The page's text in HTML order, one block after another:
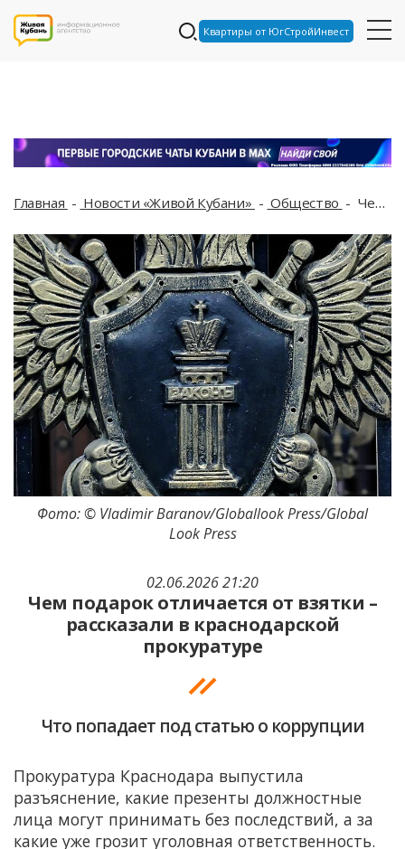
Квартиры от ЮгСтройИнвест
Главная Новости «Живой Кубани» Общество Чем подарок отличается от взятки – рассказали в краснодарской прокуратуре
02.06.2026 21:20
Чем подарок отличается от взятки –
рассказали в краснодарской
прокуратуре
Что попадает под статью о коррупции
Фото: © Vladimir Baranov/Globallook Press/Global
Look Press
Прокуратура Краснодара выпустила
разъяснение, какие презенты должностные
лица могут принимать без последствий, а за
какие уже грозит уголовная ответственность.